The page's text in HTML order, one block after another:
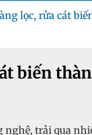
lọc, rửa cát
biến
trải qua